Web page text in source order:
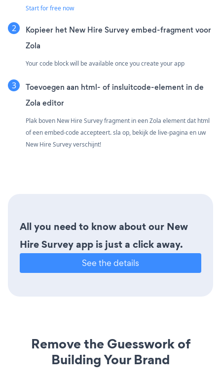
Start for free now
Kopieer het New Hire Survey embed-fragment voor
Zola
Your code block will be available once you create your app
Toevoegen aan html- of insluitcode-element in de
Zola editor
Plak boven New Hire Survey fragment in een Zola element dat html
of een embed-code accepteert. sla op, bekijk de live-pagina en uw
New Hire Survey verschijnt!
All you need to know about our New
Hire Survey app is just a click away.
See the details
Remove the Guesswork of
Building Your Brand